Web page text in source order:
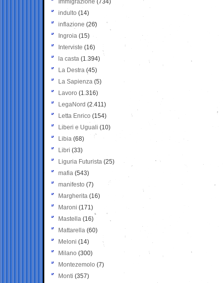
Immigrazione (734)
indulto (14)
inflazione (26)
Ingroia (15)
Interviste (16)
la casta (1.394)
La Destra (45)
La Sapienza (5)
Lavoro (1.316)
LegaNord (2.411)
Letta Enrico (154)
Liberi e Uguali (10)
Libia (68)
Libri (33)
Liguria Futurista (25)
mafia (543)
manifesto (7)
Margherita (16)
Maroni (171)
Mastella (16)
Mattarella (60)
Meloni (14)
Milano (300)
Montezemolo (7)
Monti (357)